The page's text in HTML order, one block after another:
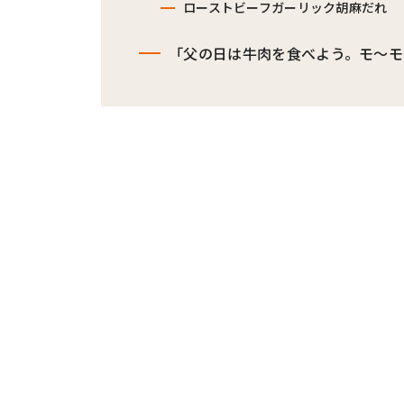
ローストビーフガーリック胡麻だれ
「父の日は牛肉を食べよう。モ〜